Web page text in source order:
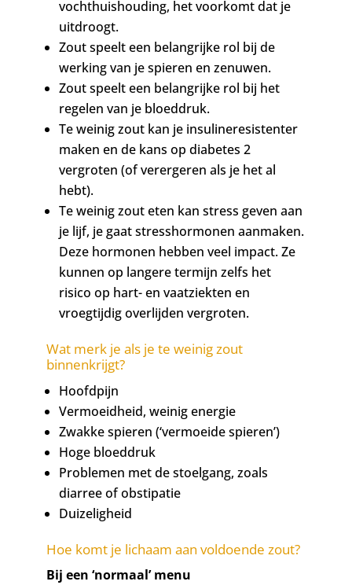
vochthuishouding, het voorkomt dat je
uitdroogt.
Zout speelt een belangrijke rol bij de
werking van je spieren en zenuwen.
Zout speelt een belangrijke rol bij het
regelen van je bloeddruk.
Te weinig zout kan je insulineresistenter
maken en de kans op diabetes 2
vergroten (of verergeren als je het al
hebt).
Te weinig zout eten kan stress geven aan
je lijf, je gaat stresshormonen aanmaken.
Deze hormonen hebben veel impact. Ze
kunnen op langere termijn zelfs het
risico op hart- en vaatziekten en
vroegtijdig overlijden vergroten.
Wat merk je als je te weinig zout
binnenkrijgt?
Hoofdpijn
Vermoeidheid, weinig energie
Zwakke spieren (‘vermoeide spieren’)
Hoge bloeddruk
Problemen met de stoelgang, zoals
diarree of obstipatie
Duizeligheid
Hoe komt je lichaam aan voldoende zout?
Bij een ‘normaal’ menu